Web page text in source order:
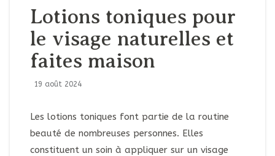
Lotions toniques pour
le visage naturelles et
faites maison
19 août 2024
Les lotions toniques font partie de la routine
beauté de nombreuses personnes. Elles
constituent un soin à appliquer sur un visage